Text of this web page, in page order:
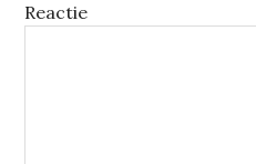
Reactie